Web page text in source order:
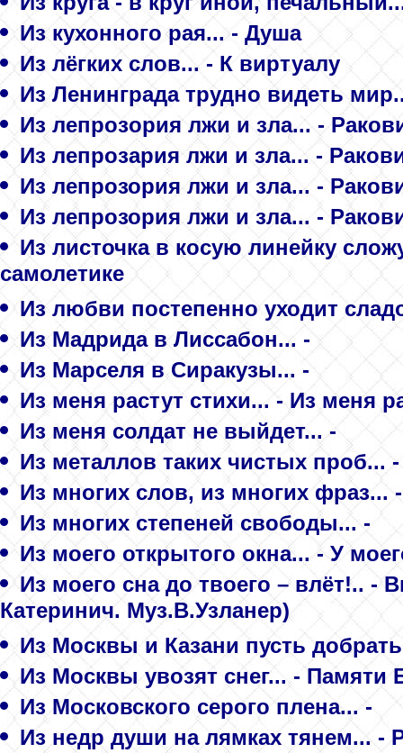
Из кухонного рая... - Душа
Из лёгких слов... - К виртуалу
Из Ленинграда трудно видеть
Из лепрозoрия лжи и зла... -
Из лепрозария лжи и зла... -
Из лепрозория лжи и зла... -
Из лепрозория лжи и зла... -
Из листочка в косую линейку
самолетике
Из любви постепенно уходит
Из Мадрида в Лиссабон... -
Из Марселя в Сиракузы... -
Из меня растут стихи... - Из меня
Из меня солдат не выйдет... -
Из металлов таких чистых проб...
Из многих слов, из многих фраз...
Из многих степеней свободы... -
Из моего открытого окна... - У
Из моего сна до твоего – влёт!.. -
Катеринич. Муз.В.Узланер)
Из Москвы и Казани пусть
Из Москвы увозят снег... - Памяти
Из Московского серого плена... -
Из недр души на лямках тянем... -